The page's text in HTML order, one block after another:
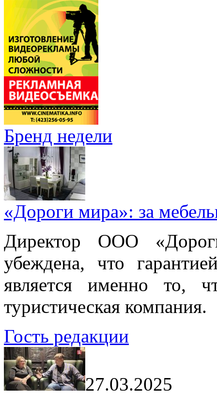
Бренд недели
«Дороги мира»: за
Директор ООО
убеждена, что
является именно то,
туристическая компания.
Гость редакции
27.03.2025